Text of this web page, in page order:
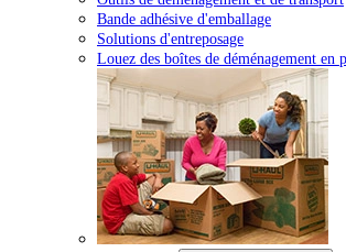
Bande adhésive d'emballage
Solutions d'entreposage
Louez des boîtes de déménagement en